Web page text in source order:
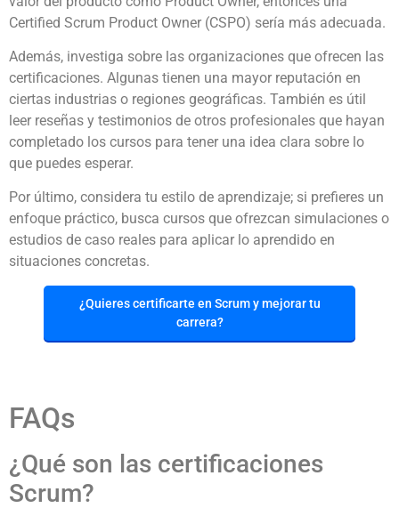
Certified Scrum Product Owner (CSPO) sería más adecuada.
Además, investiga sobre las organizaciones que ofrecen las
certificaciones. Algunas tienen una mayor reputación en
ciertas industrias o regiones geográficas. También es útil
leer reseñas y testimonios de otros profesionales que hayan
completado los cursos para tener una idea clara sobre lo
que puedes esperar.
Por último, considera tu estilo de aprendizaje; si prefieres un
enfoque práctico, busca cursos que ofrezcan simulaciones o
estudios de caso reales para aplicar lo aprendido en
situaciones concretas.
¿Quieres certificarte en Scrum y mejorar tu
carrera?
FAQs
¿Qué son las certificaciones
Scrum?